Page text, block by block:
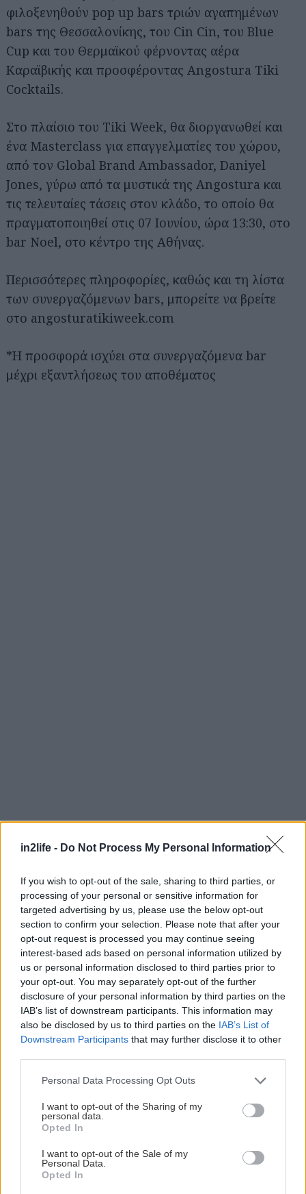
in2life - Do Not Process My Personal Information
If you wish to opt-out of the sale, sharing to third parties, or
processing of your personal or sensitive information for
targeted advertising by us, please use the below opt-out
section to confirm your selection. Please note that after your
opt-out request is processed you may continue seeing
interest-based ads based on personal information utilized by
us or personal information disclosed to third parties prior to
your opt-out. You may separately opt-out of the further
disclosure of your personal information by third parties on the
IAB’s list of downstream participants. This information may
also be disclosed by us to third parties on the IAB’s List of
Downstream Participants that may further disclose it to other
Please note that this website/app uses one or more Google
not limited to your visit or usage behaviour. You may click to
grant or deny consent to Google and its third-party tags to
use your data for below specified purposes in below Google
consent section.
Personal Data Processing Opt Outs
I want to opt-out of the Sharing of my
personal data.
Opted In
I want to opt-out of the Sale of my
Personal Data.
Opted In
φιλοξενηθούν pop up bars τριών αγαπημένων
bars της Θεσσαλονίκης, του Cin Cin, του Blue
Cup και του Θερμαϊκού φέρνοντας αέρα
Καραϊβικής και προσφέροντας Angostura Tiki
Cocktails.
Στο πλαίσιο του Tiki Week, θα διοργανωθεί και
ένα Masterclass για επαγγελματίες του χώρου,
από τον Global Brand Ambassador, Daniyel
Jones, γύρω από τα μυστικά της Angostura και
τις τελευταίες τάσεις στον κλάδο, το οποίο θα
πραγματοποιηθεί στις 07 Ιουνίου, ώρα 13:30, στο
bar Noel, στο κέντρο της Αθήνας.
Περισσότερες πληροφορίες, καθώς και τη λίστα
των συνεργαζόμενων bars, μπορείτε να βρείτε
στο angosturatikiweek.com
*Η προσφορά ισχύει στα συνεργαζόμενα bar
μέχρι εξαντλήσεως του αποθέματος